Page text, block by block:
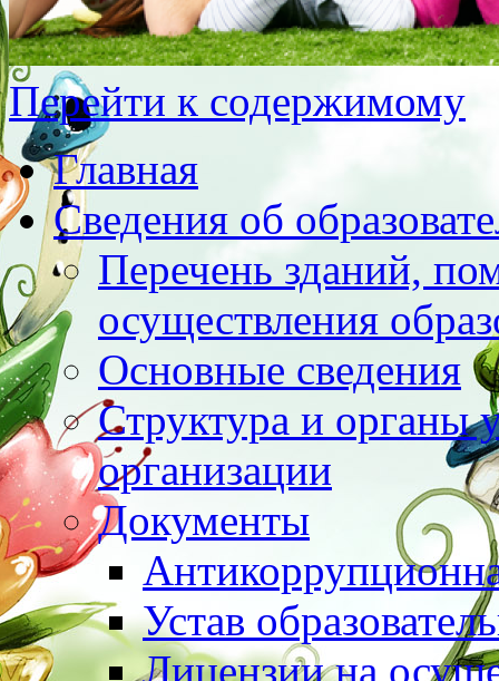
Перейти к содержимому
Главная
Сведения об
Перечень зданий,
осуществления
Основные сведения
Структура и органы
организации
Документы
Устав
Лицензии на